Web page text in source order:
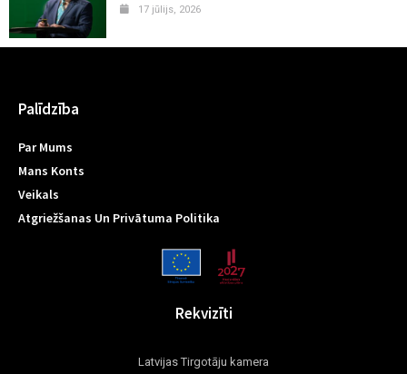
17 jūlijs, 2026
Palīdzība
Par Mums
Mans Konts
Veikals
Atgriežšanas Un Privātuma Politika
Rekvizīti
Latvijas Tirgotāju kamera